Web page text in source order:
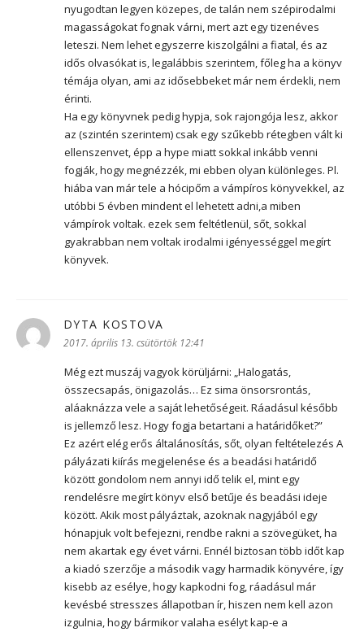
nyugodtan legyen közepes, de talán nem szépirodalmi
magasságokat fognak várni, mert azt egy tizenéves
leteszi. Nem lehet egyszerre kiszolgálni a fiatal, és az
idős olvasókat is, legalábbis szerintem, főleg ha a könyv
témája olyan, ami az idősebbeket már nem érdekli, nem
érinti.
Ha egy könyvnek pedig hypja, sok rajongója lesz, akkor
az (szintén szerintem) csak egy szűkebb rétegben vált ki
ellenszenvet, épp a hype miatt sokkal inkább venni
fogják, hogy megnézzék, mi ebben olyan különleges. Pl.
hiába van már tele a hócipőm a vámpíros könyvekkel, az
utóbbi 5 évben mindent el lehetett adni,a miben
vámpírok voltak. ezek sem feltétlenül, sőt, sokkal
gyakrabban nem voltak irodalmi igényességgel megírt
könyvek.
DYTA KOSTOVA
2017. április 13. csütörtök 12:41
Még ezt muszáj vagyok körüljárni: „Halogatás,
összecsapás, önigazolás… Ez sima önsorsrontás,
aláaknázza vele a saját lehetőségeit. Ráadásul később
is jellemző lesz. Hogy fogja betartani a határidőket?”
Ez azért elég erős általánosítás, sőt, olyan feltételezés A
pályázati kiírás megjelenése és a beadási határidő
között gondolom nem annyi idő telik el, mint egy
rendelésre megírt könyv első betűje és beadási ideje
között. Akik most pályáztak, azoknak nagyjából egy
hónapjuk volt befejezni, rendbe rakni a szövegüket, ha
nem akartak egy évet várni. Ennél biztosan több időt kap
a kiadó szerzője a második vagy harmadik könyvére, így
kisebb az esélye, hogy kapkodni fog, ráadásul már
kevésbé stresszes állapotban ír, hiszen nem kell azon
izgulnia, hogy bármikor valaha esélyt kap-e a